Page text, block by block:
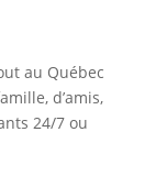
au Québec
d’amis,
24/7 ou